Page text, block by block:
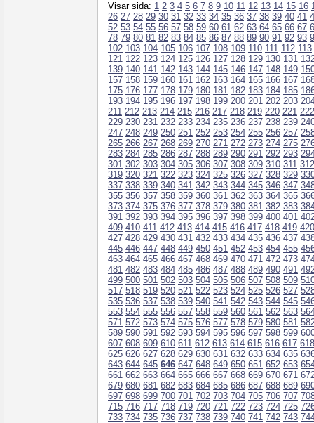
Visar sida: 1 2 3 4 5 6 7 8 9 10 11 12 13 14 15 16
26 27 28 29 30 31 32 33 34 35 36 37 38 39 40 41
52 53 54 55 56 57 58 59 60 61 62 63 64 65 66 67
78 79 80 81 82 83 84 85 86 87 88 89 90 91 92 93
102 103 104 105 106 107 108 109 110 111 112 113
121 122 123 124 125 126 127 128 129 130 131
139 140 141 142 143 144 145 146 147 148 149
157 158 159 160 161 162 163 164 165 166 167
175 176 177 178 179 180 181 182 183 184 185
193 194 195 196 197 198 199 200 201 202 203
211 212 213 214 215 216 217 218 219 220 221 222
229 230 231 232 233 234 235 236 237 238 239
247 248 249 250 251 252 253 254 255 256 257
265 266 267 268 269 270 271 272 273 274 275
283 284 285 286 287 288 289 290 291 292 293
301 302 303 304 305 306 307 308 309 310 311 312
319 320 321 322 323 324 325 326 327 328 329
337 338 339 340 341 342 343 344 345 346 347
355 356 357 358 359 360 361 362 363 364 365
373 374 375 376 377 378 379 380 381 382 383
391 392 393 394 395 396 397 398 399 400 401
409 410 411 412 413 414 415 416 417 418 419 420
427 428 429 430 431 432 433 434 435 436 437
445 446 447 448 449 450 451 452 453 454 455
463 464 465 466 467 468 469 470 471 472 473
481 482 483 484 485 486 487 488 489 490 491
499 500 501 502 503 504 505 506 507 508 509
517 518 519 520 521 522 523 524 525 526 527
535 536 537 538 539 540 541 542 543 544 545
553 554 555 556 557 558 559 560 561 562 563
571 572 573 574 575 576 577 578 579 580 581
589 590 591 592 593 594 595 596 597 598 599
607 608 609 610 611 612 613 614 615 616 617 618
625 626 627 628 629 630 631 632 633 634 635
643 644 645 646 647 648 649 650 651 652 653
661 662 663 664 665 666 667 668 669 670 671
679 680 681 682 683 684 685 686 687 688 689
697 698 699 700 701 702 703 704 705 706 707
715 716 717 718 719 720 721 722 723 724 725
733 734 735 736 737 738 739 740 741 742 743